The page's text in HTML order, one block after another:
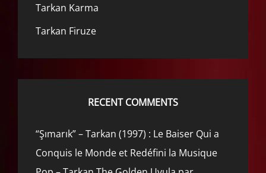
Tarkan Karma
Tarkan Firuze
RECENT COMMENTS
“Şımarık” – Tarkan (1997) : Le Baiser Qui a
Conquis le Monde et Redéfini la Musique